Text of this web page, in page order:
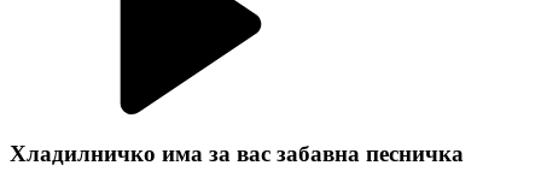
Хладилничко има за вас забавна песничка